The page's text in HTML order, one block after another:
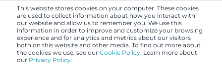
This website stores cookies on your computer. These cookies
are used to collect information about how you interact with
our website and allow us to remember you. We use this
information in order to improve and customize your browsing
experience and for analytics and metrics about our visitors
both on this website and other media. To find out more about
the cookies we use, see our Cookie Policy. Learn more about
our Privacy Policy.